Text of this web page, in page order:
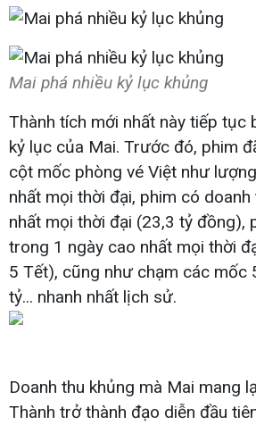
Mai phá nhiều kỷ lục khủng
Thành tích mới nhất này tiếp tục
kỷ lục của Mai. Trước đó, phim
cột mốc phòng vé Việt như
nhất mọi thời đại, phim có
nhất mọi thời đại (23,3 tỷ đồng),
trong 1 ngày cao nhất mọi thời
5 Tết), cũng như chạm các mốc
tỷ... nhanh nhất lịch sử.
Doanh thu khủng mà Mai mang
Thành trở thành đạo diễn đầu